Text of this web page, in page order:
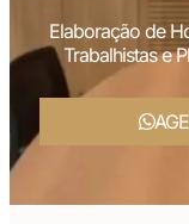
Elaboração de
Trabalhistas e